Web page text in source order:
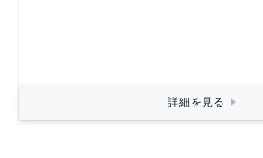
詳細を見る